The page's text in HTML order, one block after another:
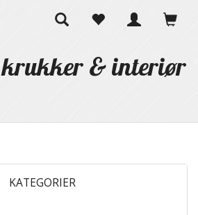
& interiør
KATEGORIER